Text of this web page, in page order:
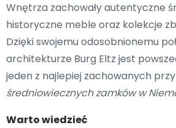
Wnętrza zachowały autentyczne
historyczne meble oraz kolekcje
Dzięki swojemu odosobnionemu
architekturze Burg Eltz jest
jeden z najlepiej zachowanych
średniowiecznych zamków w
Warto wiedzieć